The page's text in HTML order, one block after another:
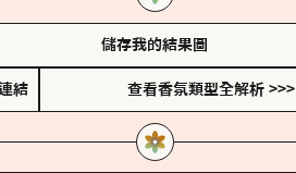
儲存我的結果圖
結 查看香氛類型全解析 >>>